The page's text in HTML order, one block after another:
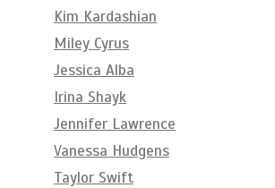
Kim Kardashian
Miley Cyrus
Jessica Alba
Irina Shayk
Jennifer Lawrence
Vanessa Hudgens
Taylor Swift